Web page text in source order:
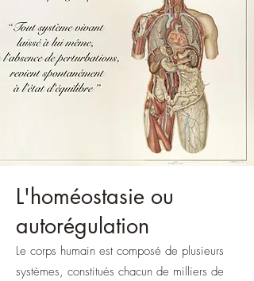
L'homéostasie ou
autorégulation
Le corps humain est composé de plusieurs
systèmes, constitués chacun de milliers de